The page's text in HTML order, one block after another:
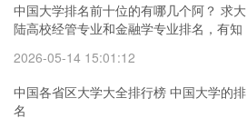
中国大学排名前十位的有哪几个阿？ 求大
陆高校经管专业和金融学专业排名，有知
2026-05-14 15:01:12
中国各省区大学大全排行榜 中国大学的排
名